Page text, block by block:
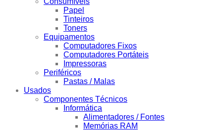
Papel
Tinteiros
Toners
Equipamentos
Computadores Fixos
Computadores Portáteis
Impressoras
Periféricos
Pastas / Malas
Usados
Componentes Técnicos
Informática
Alimentadores / Fontes
Memórias RAM